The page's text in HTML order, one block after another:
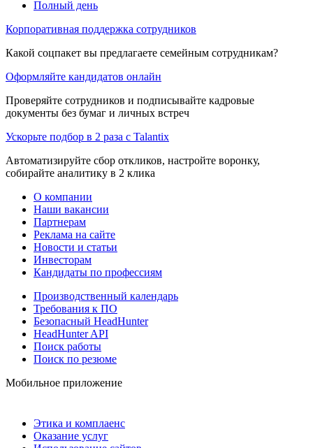
Полный день
Корпоративная поддержка сотрудников
Какой соцпакет вы предлагаете семейным сотрудникам?
Оформляйте кандидатов онлайн
Проверяйте сотрудников и подписывайте кадровые
документы без бумаг и личных встреч
Ускорьте подбор в 2 раза с Talantix
Автоматизируйте сбор откликов, настройте воронку,
собирайте аналитику в 2 клика
О компании
Наши вакансии
Партнерам
Реклама на сайте
Новости и статьи
Инвесторам
Кандидаты по профессиям
Производственный календарь
Требования к ПО
Безопасный HeadHunter
HeadHunter API
Поиск работы
Поиск по резюме
Мобильное приложение
Этика и комплаенс
Оказание услуг